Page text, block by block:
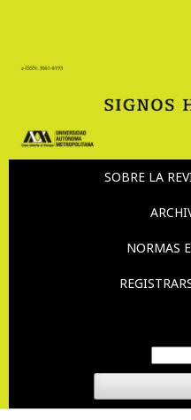
SOBRE LA
NORMAS